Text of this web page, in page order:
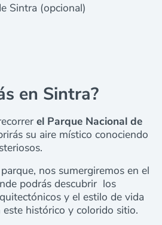
Sintra (opcional)
en Sintra?
el Parque Nacional de
su aire místico conociendo
nos sumergiremos en el
podrás descubrir los
y el estilo de vida
histórico y colorido sitio.